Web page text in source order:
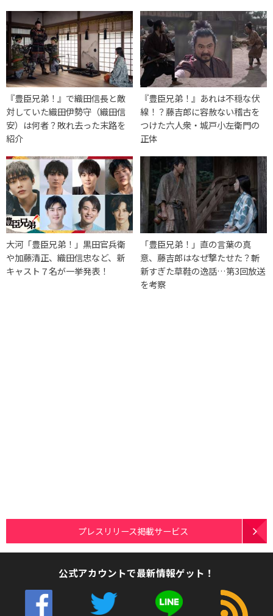
『豊臣兄弟！』で織田信長と敵
対していた織田伊勢守（織田信
安）は何者？敗れ去った末路を
紹介
『豊臣兄弟！』あれは不穏な伏
線！？藤吉郎に容赦ない稽古を
つけた六人衆・城戸小左衛門の
正体
大河「豊臣兄弟！」黒田官兵衛
や加藤清正、織田信忠など、新
キャスト７名が一挙発表！
「豊臣兄弟！」直の言葉の真
意、藤吉郎はなぜ撃たせた？斬
新すぎた草鞋の逸話…第3回放送
を考察
プレスリリース掲載サービス
公式アカウントで最新情報ゲット！